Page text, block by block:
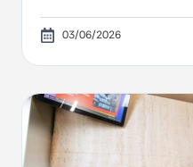
03/06/2026